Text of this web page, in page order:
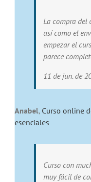
La compra del
así como el
empezar el
parece
11 de jun. de
Anabel, Curso online
esenciales
Curso con
muy fácil de